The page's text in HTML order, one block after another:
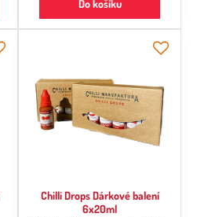
Do košíku
Chilli Drops Dárkové balení
6x20ml